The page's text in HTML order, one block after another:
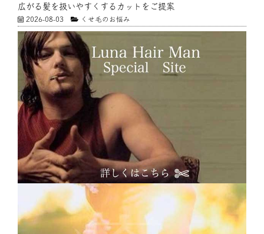
広がる髪を扱いやすくするカットをご提案
2026-08-03 くせ毛のお悩み